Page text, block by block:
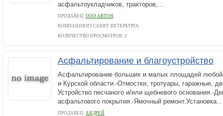
асфальтоукладчиков, тракторов,...
ПРОДАВЕЦ: ООО АВТОН
КОМПАНИЯ ИЗ САНКТ-ПЕТЕРБУРГА
КОЛИЧЕСТВО ПРОСМОТРОВ: 2
Асфальтирование и благоустройство
Асфальтирование больших и малых площадей любой
и Курской области.-Отмостки, тротуары, гаражные,
Устройство песчаного и/или щебневого основания.-
асфальтового покрытия.-Ямочный ремонт.Установка...
ПРОДАВЕЦ: АНДРЕЙ